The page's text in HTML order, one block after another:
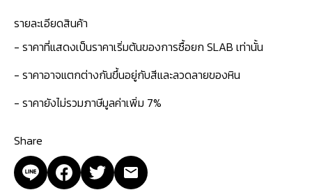
รายละเอียดสินค้า
- ราคาที่แสดงเป็นราคาเริ่มต้นของการซื้อยก SLAB เท่านั้น
- ราคาอาจแตกต่างกันขึ้นอยู่กับสีและลวดลายของหิน
- ราคายังไม่รวมภาษีมูลค่าเพิ่ม 7%
Share